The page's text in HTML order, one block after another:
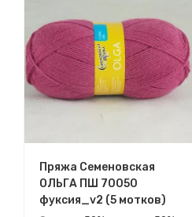
Пряжа Семеновская
ОЛЬГА ПШ 70050
фуксия_v2 (5 мотков)